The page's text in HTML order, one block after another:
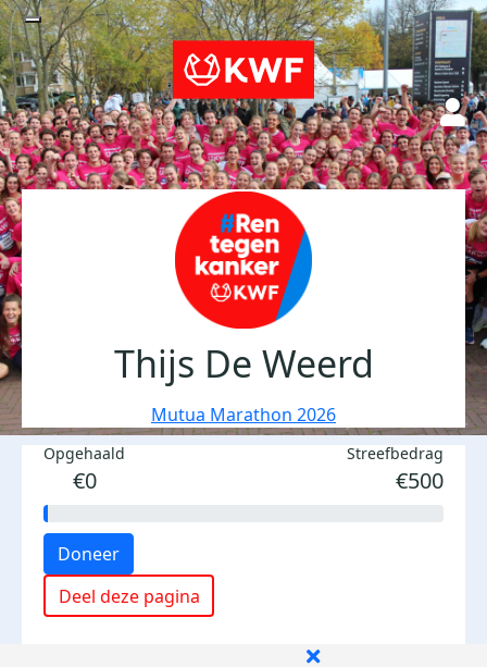
Thijs De Weerd
Mutua Marathon 2026
Opgehaald
€0
Streefbedrag
€500
Doneer
Deel deze pagina